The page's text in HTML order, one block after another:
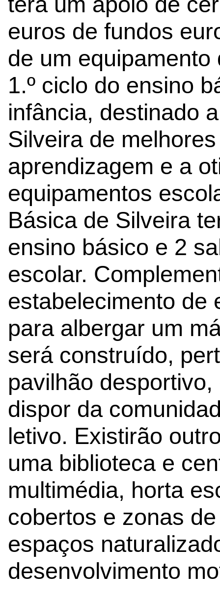
euros de fundos
de um
1.º ciclo do ensino
infância, destinado
Silveira de
aprendizagem e a
equipamentos
Básica de Silveira
ensino básico e 2
escolar.
estabelecimento de
para albergar um
será construído,
pavilhão
dispor da
letivo. Existirão
uma biblioteca e
multimédia, horta
cobertos e zonas
espaços
desenvolvimento